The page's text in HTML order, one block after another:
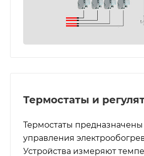
Термостаты и
Термостаты предназначены
управления
Устройства измеряют